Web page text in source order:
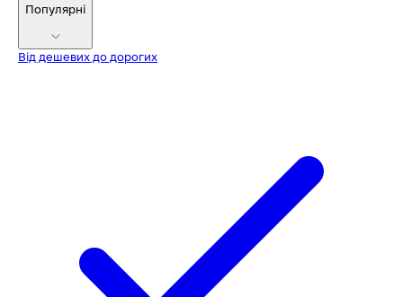
Популярні
Від дешевих до дорогих